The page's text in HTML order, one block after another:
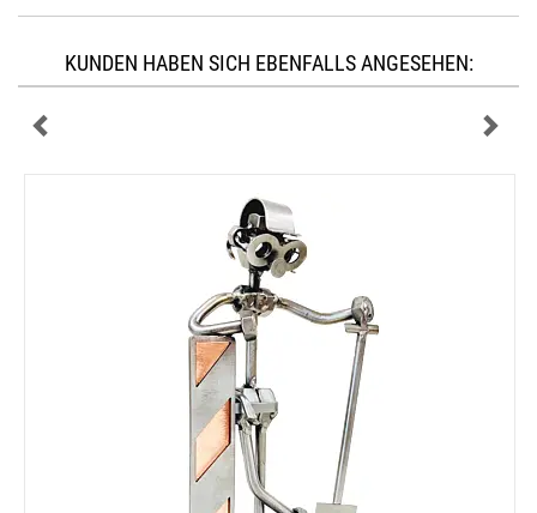
KUNDEN HABEN SICH EBENFALLS ANGESEHEN: